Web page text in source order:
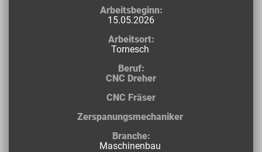
Arbeitsbeginn:
15.05.2026
Arbeitsort:
Tornesch
Beruf:
CNC Dreher
CNC Fräser
Zerspanungsmechaniker
Branche:
Maschinenbau